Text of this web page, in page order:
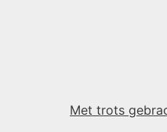
Met trots